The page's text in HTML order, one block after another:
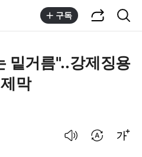
구독
밑거름"..강제징용
막